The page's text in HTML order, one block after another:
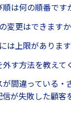
は何の順番です
変更はできます
は上限がありま
す方法を教えて
が間違っている・
が失敗した顧客